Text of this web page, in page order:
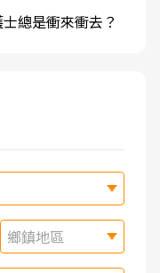
總是衝來衝去？
鄉鎮地區